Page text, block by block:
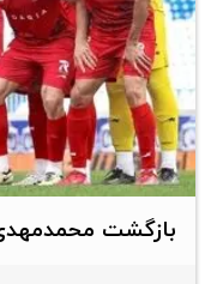
بازگشت